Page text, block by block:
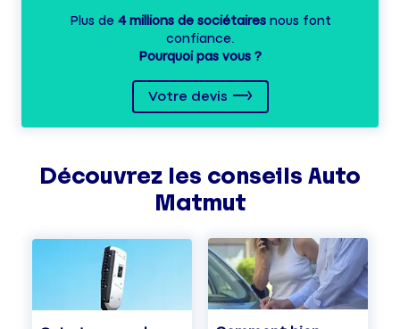
Plus de 4 millions de sociétairesnous font
confiance.
Pourquoi pas vous ?
Votre devis
Découvrez les conseils Auto
Matmut